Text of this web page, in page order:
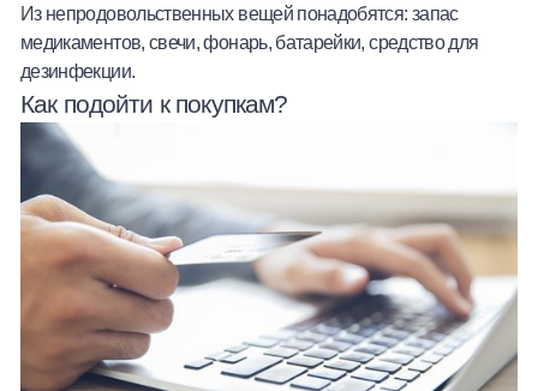
Из непродовольственных вещей понадобятся: запас
медикаментов, свечи, фонарь, батарейки, средство для
дезинфекции.
Как подойти к покупкам?